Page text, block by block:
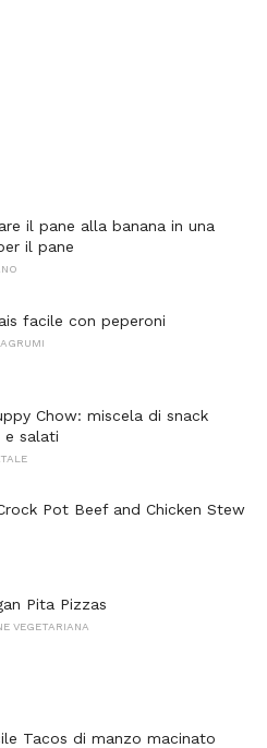
il pane alla banana in una
il pane
facile con peperoni
Chow: miscela di snack
e salati
Pot Beef and Chicken Stew
Pita Pizzas
VEGETARIANA
Tacos di manzo macinato